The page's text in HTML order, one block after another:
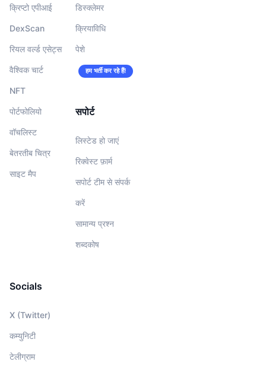
क्रिप्टो एपीआई
DexScan
रियल वर्ल्ड एसेट्स
वैश्विक चार्ट
NFT
पोर्टफोलियो
वॉचलिस्‍ट
बेतरतीब चित्र
साइट मैप
डिस्क्लेमर
क्रियाविधि
पेशे
हम भर्ती कर रहे हैं!
सपोर्ट
लिस्टेड हो जाएं
रिक्वेस्ट फ़ार्म
सपोर्ट टीम से संपर्क
करें
सामान्य प्रश्न
शब्दकोष
Socials
X (Twitter)
कम्युनिटी
टेलीग्राम